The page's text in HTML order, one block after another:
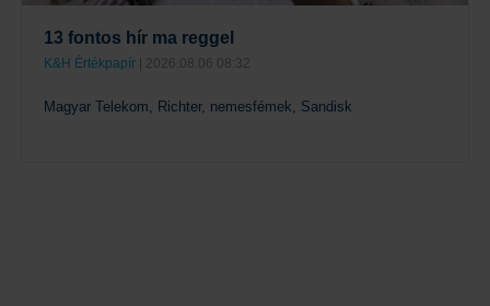
13 fontos hír ma reggel
K&H Értékpapír | 2026.08.06 08:32
Magyar Telekom, Richter, nemesfémek, Sandisk